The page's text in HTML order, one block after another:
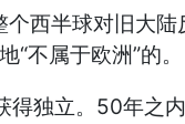
个西半球对旧大陆
“不属于欧洲”的。
独立。 50年之